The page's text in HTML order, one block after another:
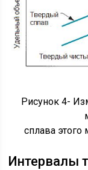
Рисунок 4-
сплава этого
Интервалы